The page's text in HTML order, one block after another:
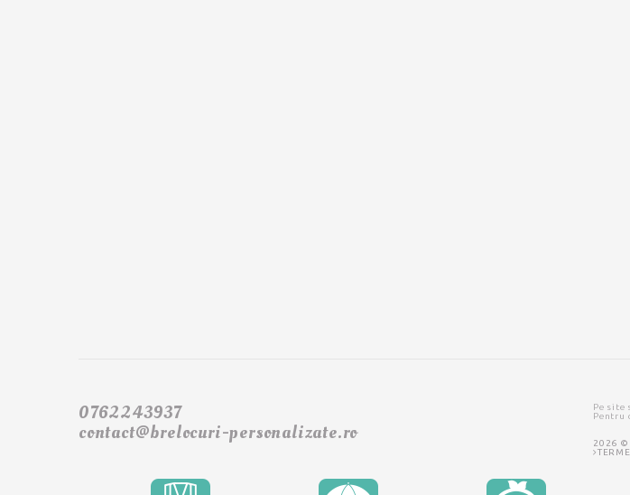
0762243937
contact@brelocuri-personalizate.ro
Pe site
Pentru
2026 ©